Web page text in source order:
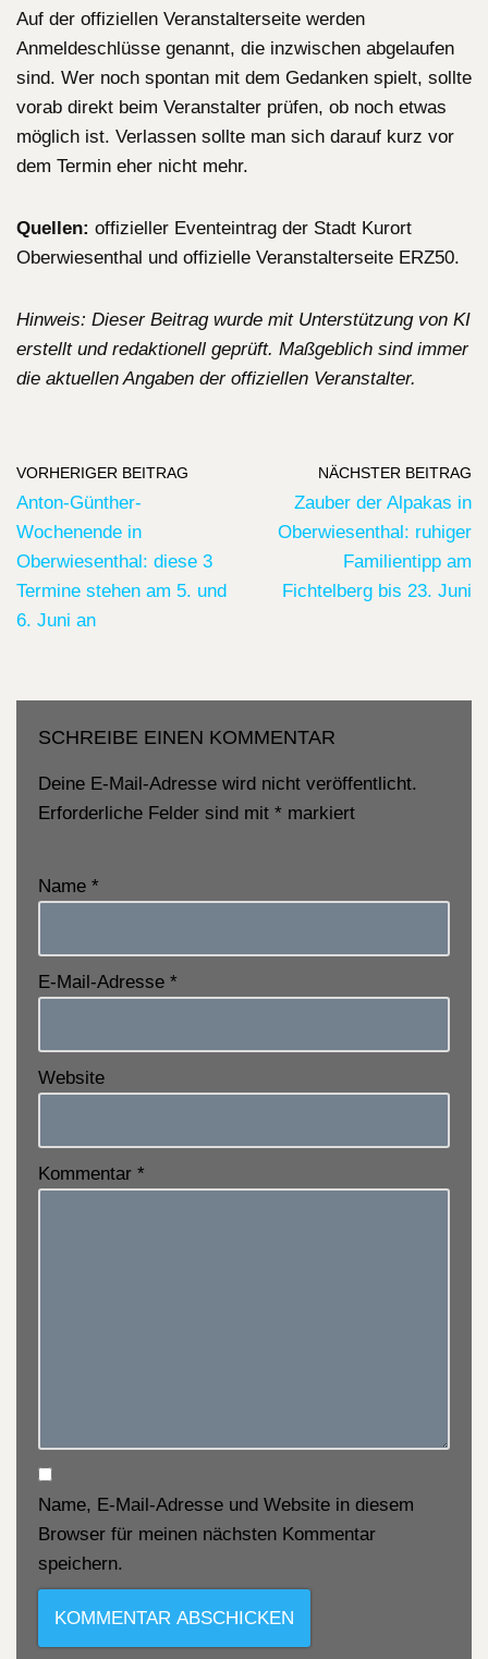
Auf der offiziellen Veranstalterseite werden
Anmeldeschlüsse genannt, die inzwischen abgelaufen
sind. Wer noch spontan mit dem Gedanken spielt, sollte
vorab direkt beim Veranstalter prüfen, ob noch etwas
möglich ist. Verlassen sollte man sich darauf kurz vor
dem Termin eher nicht mehr.
Quellen: offizieller Eventeintrag der Stadt Kurort
Oberwiesenthal und offizielle Veranstalterseite ERZ50.
Hinweis: Dieser Beitrag wurde mit Unterstützung von KI
erstellt und redaktionell geprüft. Maßgeblich sind immer
die aktuellen Angaben der offiziellen Veranstalter.
VORHERIGER BEITRAG
Anton-Günther-
Wochenende in
Oberwiesenthal: diese 3
Termine stehen am 5. und
6. Juni an
NÄCHSTER BEITRAG
Zauber der Alpakas in
Oberwiesenthal: ruhiger
Familientipp am
Fichtelberg bis 23. Juni
SCHREIBE EINEN KOMMENTAR
Deine E-Mail-Adresse wird nicht veröffentlicht.
Erforderliche Felder sind mit * markiert
Name *
E-Mail-Adresse *
Website
Kommentar *
Name, E-Mail-Adresse und Website in diesem
Browser für meinen nächsten Kommentar
speichern.